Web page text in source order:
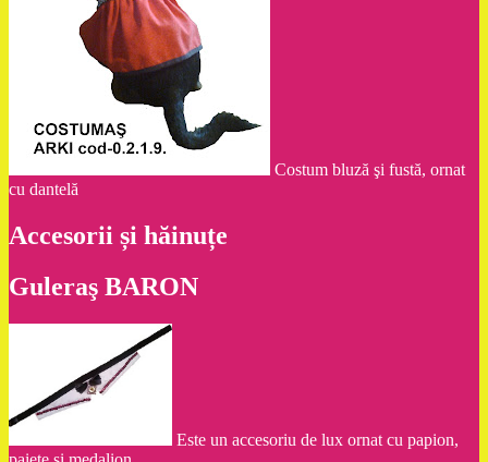
Costum bluză şi fustă, ornat
cu dantelă
Accesorii și hăinuțe
Guleraş BARON
Este un accesoriu de lux ornat cu papion,